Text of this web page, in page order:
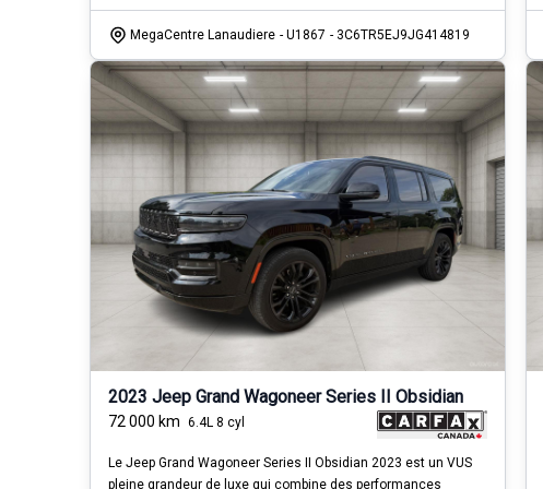
MegaCentre Lanaudiere - U1867 - 3C6TR5EJ9JG414819
2023 Jeep Grand Wagoneer Series II Obsidian
72 000 km 6.4L 8 cyl
Le Jeep Grand Wagoneer Series II Obsidian 2023 est un VUS
pleine grandeur de luxe qui combine des performances